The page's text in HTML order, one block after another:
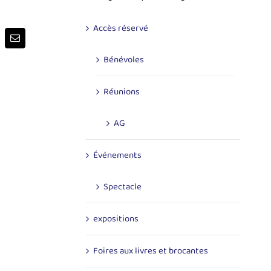
Email
Accès réservé
Bénévoles
Réunions
AG
Événements
Spectacle
expositions
Foires aux livres et brocantes